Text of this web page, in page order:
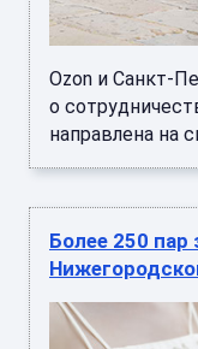
Ozon и Санкт-
о
направлена на
Более 250 пар